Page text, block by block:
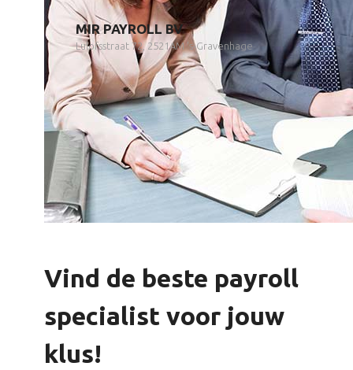
MIR PAYROLL BV
Lulofsstraat 72, 2521AM 's-Gravenhage
Vind de beste payroll
specialist voor jouw
klus!